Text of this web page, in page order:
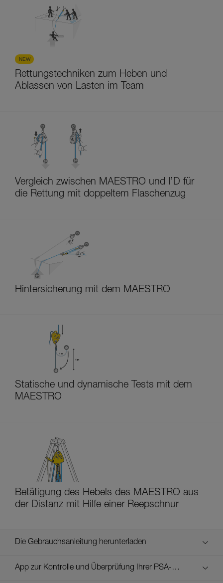
NEW
Rettungstechniken zum Heben und
Ablassen von Lasten im Team
Vergleich zwischen MAESTRO und I’D für
die Rettung mit doppeltem Flaschenzug
Hintersicherung mit dem MAESTRO
Statische und dynamische Tests mit dem
MAESTRO
Betätigung des Hebels des MAESTRO aus
der Distanz mit Hilfe einer Reepschnur
Die Gebrauchsanleitung herunterladen
Technical Notice
App zur Kontrolle und Überprüfung Ihrer PSA-